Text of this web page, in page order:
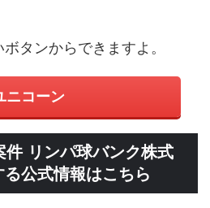
タンからできますよ。
ニコーン
件 リンパ球バンク株式
公式情報はこちら